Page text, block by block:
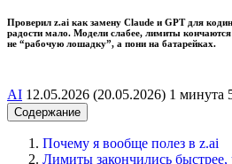
Проверил z.ai как замену Claude и GPT для
радости мало. Модели слабее, лимиты
не “рабочую лошадку”, а пони на батарейках.
AI 12.05.2026 (20.05.2026) 1 минута
Содержание
Почему я вообще полез в z.ai
Лимиты закончились быстрее,